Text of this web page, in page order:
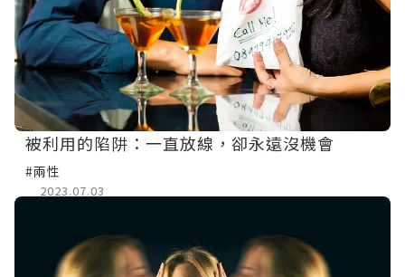
被利用的陷阱：一直放線，卻永遠沒機會
#兩性
2023.07.03